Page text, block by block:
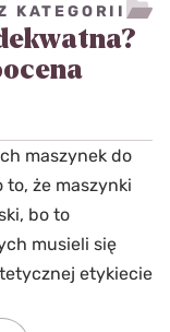
KATEGORII
maszynek do
to, że maszynki
bo to
musieli się
etykiecie